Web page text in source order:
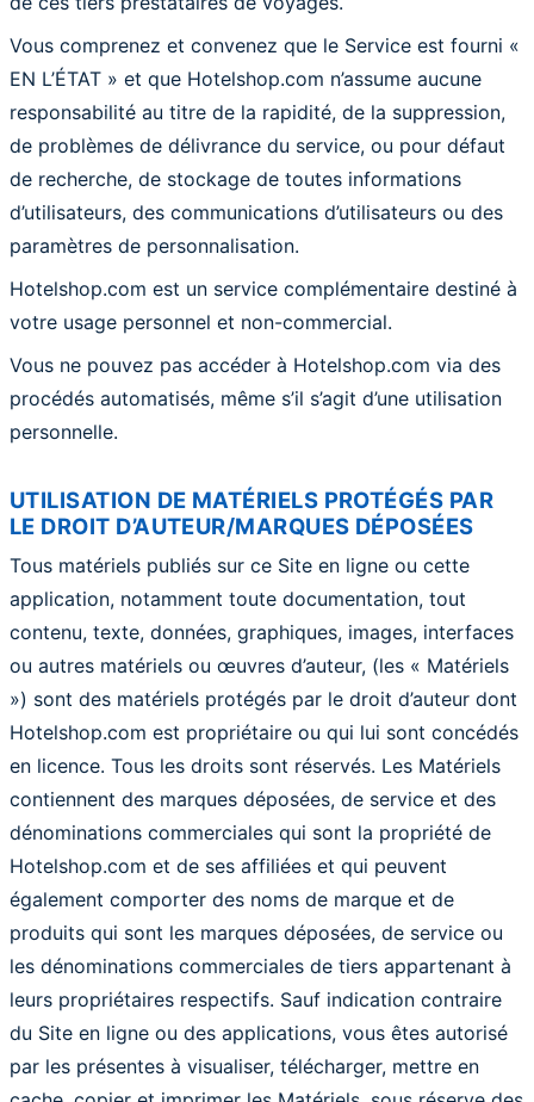
Vous comprenez et convenez que le Service est fourni «
EN L’ÉTAT » et que Hotelshop.com n’assume aucune
responsabilité au titre de la rapidité, de la suppression,
de problèmes de délivrance du service, ou pour défaut
de recherche, de stockage de toutes informations
d’utilisateurs, des communications d’utilisateurs ou des
paramètres de personnalisation.
Hotelshop.com est un service complémentaire destiné à
votre usage personnel et non-commercial.
Vous ne pouvez pas accéder à Hotelshop.com via des
procédés automatisés, même s’il s’agit d’une utilisation
personnelle.
UTILISATION DE MATÉRIELS PROTÉGÉS PAR
LE DROIT D’AUTEUR/MARQUES DÉPOSÉES
Tous matériels publiés sur ce Site en ligne ou cette
application, notamment toute documentation, tout
contenu, texte, données, graphiques, images, interfaces
ou autres matériels ou œuvres d’auteur, (les « Matériels
») sont des matériels protégés par le droit d’auteur dont
Hotelshop.com est propriétaire ou qui lui sont concédés
en licence. Tous les droits sont réservés. Les Matériels
contiennent des marques déposées, de service et des
dénominations commerciales qui sont la propriété de
Hotelshop.com et de ses affiliées et qui peuvent
également comporter des noms de marque et de
produits qui sont les marques déposées, de service ou
les dénominations commerciales de tiers appartenant à
leurs propriétaires respectifs. Sauf indication contraire
du Site en ligne ou des applications, vous êtes autorisé
par les présentes à visualiser, télécharger, mettre en